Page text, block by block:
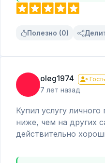
Полезно (0)
oleg1974 Гость
7 лет назад
Купил услугу
ниже, чем на других
действительно